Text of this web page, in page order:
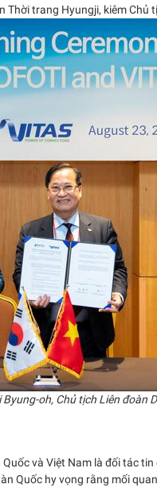
trang Hyungji, kiêm Chủ
oh, Chủ tịch Liên đoàn
và Việt Nam là đối tác
Quốc hy vọng rằng mối